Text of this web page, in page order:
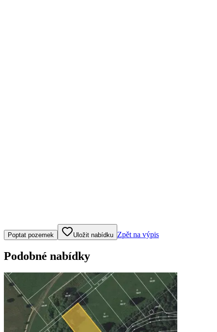
Klepněte nebo klikněte pro ovládání mapy
Poptat pozemek Uložit nabídku Zpět na výpis
Podobné nabídky